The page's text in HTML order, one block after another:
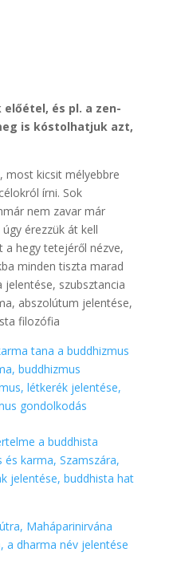
és pl. a zen-
is kóstolhatjuk azt,
most kicsit mélyebbre
írni. Sok
nem zavar már
érezzük át kell
a hegy tetejéről nézve,
minden tiszta marad
szubsztancia
abszolútum jelentése,
filozófia
tana a buddhizmus
buddhizmus
létkerék jelentése,
gondolkodás
a buddhista
karma, Szamszára,
jelentése, buddhista hat
Maháparinirvána
a dharma név jelentése